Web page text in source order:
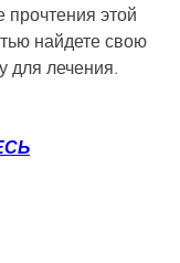
прочтения этой
найдете свою
для лечения.